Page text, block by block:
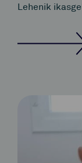
Lehenik